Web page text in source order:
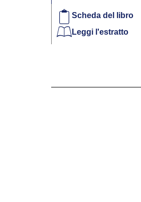
Scheda del libro
Leggi l'estratto